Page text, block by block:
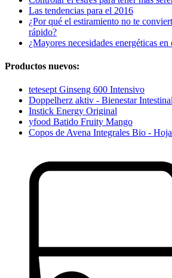
Las tendencias para el 2016
¿Por qué el estiramiento no te
rápido?
¿Mayores necesidades energéticas
Productos nuevos:
tetesept Ginseng 600 Intensivo
Doppelherz aktiv - Bienestar Intestinal
Instick Energy Original
yfood Batido Fruity Mango
Copos de Avena Integrales Bio -